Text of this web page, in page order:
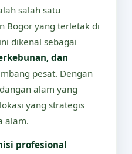
salah satu
Bogor yang terletak di
dikenal sebagai
dan
pesat. Dengan
alam yang
yang strategis
alam.
profesional